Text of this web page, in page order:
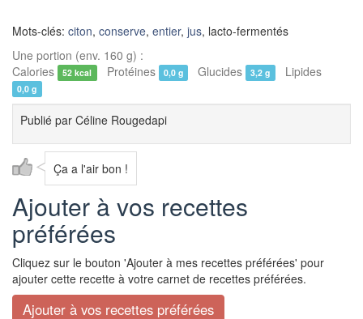
Mots-clés: citon, conserve, entier, jus, lacto-fermentés
Une portion (env. 160 g) :
Calories
52 kcal Protéines 0,0 g Glucides 3,2 g Lipides
0,0 g
Publié par Céline Rougedapi
Ça a l'air bon !
Ajouter à vos recettes
préférées
Cliquez sur le bouton 'Ajouter à mes recettes préférées' pour
ajouter cette recette à votre carnet de recettes préférées.